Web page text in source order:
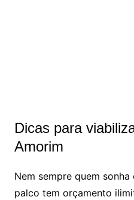
Dicas para
Amorim
Nem sempre quem
palco tem orçamento